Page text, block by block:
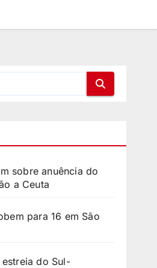
sobre anuência do
a Ceuta
para 16 em São
do Sul-